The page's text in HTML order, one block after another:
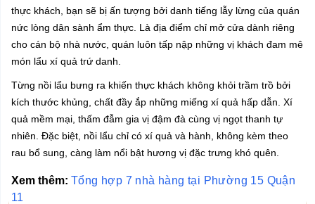
thực khách, bạn sẽ bị ấn tượng bởi danh tiếng lẫy lừng của quán
nức lòng dân sành ẩm thực. Là địa điểm chỉ mở cửa dành riêng
cho cán bộ nhà nước, quán luôn tấp nập những vị khách đam mê
món lẩu xí quả trứ danh.
Từng nồi lẩu bưng ra khiến thực khách không khỏi trầm trồ bởi
kích thước khủng, chất đầy ắp những miếng xí quả hấp dẫn. Xí
quả mềm mại, thấm đẫm gia vị đậm đà cùng vị ngọt thanh tự
nhiên. Đặc biệt, nồi lẩu chỉ có xí quả và hành, không kèm theo
rau bổ sung, càng làm nổi bật hương vị đặc trưng khó quên.
Xem thêm: Tổng hợp 7 nhà hàng tại Phường 15 Quận
11